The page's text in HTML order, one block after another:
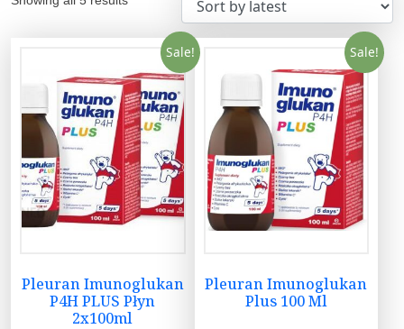
Sale!
Pleuran Imunoglukan
P4H PLUS Płyn
2x100ml
Sale!
Pleuran Imunoglukan
Plus 100 Ml